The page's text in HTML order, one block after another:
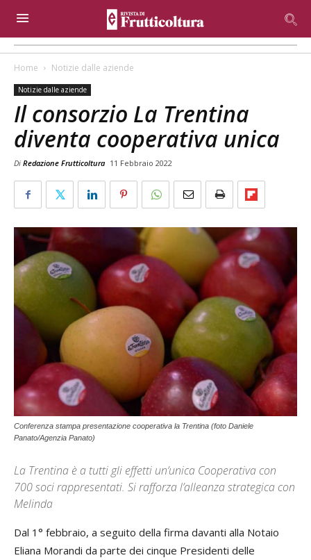
Home Notizie dalle aziende
Notizie dalle aziende
Il consorzio La Trentina
diventa cooperativa unica
Di Redazione Frutticoltura 11 Febbraio 2022
Conferenza stampa presentazione cooperativa la Trentina (foto Daniele
Panato/Agenzia Panato)
La Trentina è a tutti gli effetti un’unica Cooperativa con
700 soci rappresentati. Si rafforza l’alleanza strategica con
Melinda
Dal 1° febbraio, a seguito della firma davanti alla Notaio
Eliana Morandi da parte dei cinque Presidenti delle